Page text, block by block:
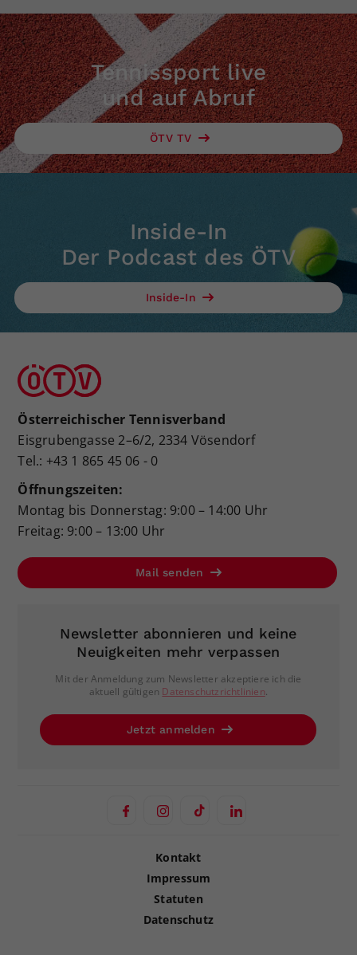
Tennissport live
und auf Abruf
ÖTV TV
Inside-In
Der Podcast des ÖTV
Inside-In
Österreichischer Tennisverband
Eisgrubengasse 2–6/2, 2334 Vösendorf
Tel.: +43 1 865 45 06 - 0
Öffnungszeiten:
Montag bis Donnerstag: 9:00 – 14:00 Uhr
Freitag: 9:00 – 13:00 Uhr
Mail senden
Newsletter abonnieren und keine
Neuigkeiten mehr verpassen
Mit der Anmeldung zum Newsletter akzeptiere ich die
aktuell gültigen Datenschutzrichtlinien.
Jetzt anmelden
Kontakt
Impressum
Statuten
Datenschutz